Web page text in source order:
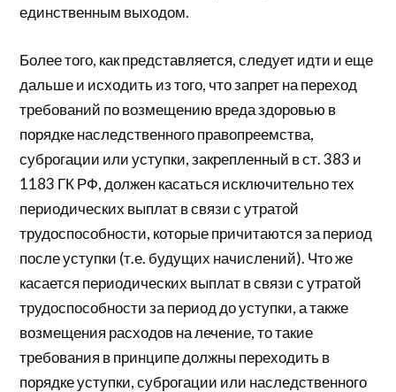
единственным выходом.
Более того, как представляется, следует идти и еще
дальше и исходить из того, что запрет на переход
требований по возмещению вреда здоровью в
порядке наследственного правопреемства,
суброгации или уступки, закрепленный в ст. 383 и
1183 ГК РФ, должен касаться исключительно тех
периодических выплат в связи с утратой
трудоспособности, которые причитаются за период
после уступки (т.е. будущих начислений). Что же
касается периодических выплат в связи с утратой
трудоспособности за период до уступки, а также
возмещения расходов на лечение, то такие
требования в принципе должны переходить в
порядке уступки, суброгации или наследственного